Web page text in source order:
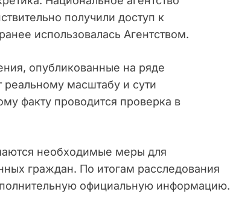
получили доступ к
использовалась Агентством.
опубликованные на ряде
масштабу и сути
факту проводится проверка в
необходимые меры для
граждан. По итогам расследования
официальную информацию.